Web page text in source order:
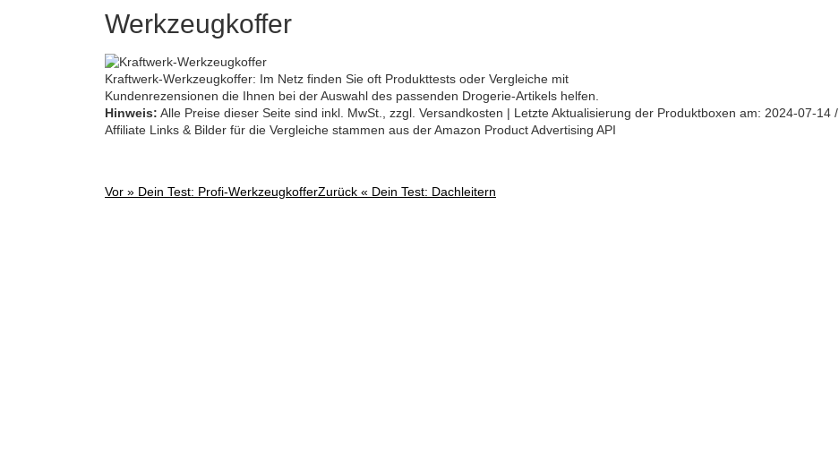
Werkzeugkoffer
Kraftwerk-Werkzeugkoffer: Im Netz finden Sie oft Produkttests oder Vergleiche mit
Kundenrezensionen die Ihnen bei der Auswahl des passenden Drogerie-Artikels helfen.
Hinweis: Alle Preise dieser Seite sind inkl. MwSt., zzgl. Versandkosten | Letzte Aktualisierung der Produktboxen am: 2024-07-14 /
Affiliate Links & Bilder für die Vergleiche stammen aus der Amazon Product Advertising API
Post
Vor » Dein Test: Profi-WerkzeugkofferZurück « Dein Test: Dachleitern